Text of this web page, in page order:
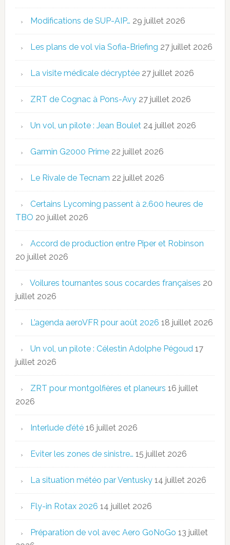
Modifications de SUP-AIP… 29 juillet 2026
Les plans de vol via Sofia-Briefing 27 juillet 2026
La visite médicale décryptée 27 juillet 2026
ZRT de Cognac à Pons-Avy 27 juillet 2026
Un vol, un pilote : Jean Boulet 24 juillet 2026
Garmin G2000 Prime 22 juillet 2026
Le Rivale de Tecnam 22 juillet 2026
Certains Lycoming passent à 2.600 heures de
TBO 20 juillet 2026
Accord de production entre Piper et Robinson
20 juillet 2026
Voilures tournantes sous cocardes françaises 20
juillet 2026
L’agenda aeroVFR pour août 2026 18 juillet 2026
Un vol, un pilote : Célestin Adolphe Pégoud 17
juillet 2026
ZRT pour montgolfières et planeurs 16 juillet
2026
Interlude d’été 16 juillet 2026
Eviter les zones de sinistre… 15 juillet 2026
La situation météo par Ventusky 14 juillet 2026
Fly-in Rotax 2026 14 juillet 2026
Préparation de vol avec Aero GoNoGo 13 juillet